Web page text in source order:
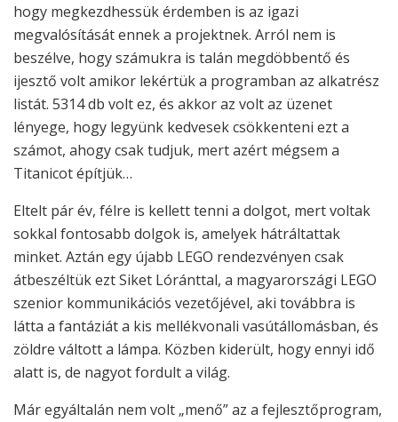
hogy megkezdhessük érdemben is az igazi
megvalósítását ennek a projektnek. Arról nem is
beszélve, hogy számukra is talán megdöbbentő és
ijesztő volt amikor lekértük a programban az alkatrész
listát. 5314 db volt ez, és akkor az volt az üzenet
lényege, hogy legyünk kedvesek csökkenteni ezt a
számot, ahogy csak tudjuk, mert azért mégsem a
Titanicot építjük…
Eltelt pár év, félre is kellett tenni a dolgot, mert voltak
sokkal fontosabb dolgok is, amelyek hátráltattak
minket. Aztán egy újabb LEGO rendezvényen csak
átbeszéltük ezt Siket Lóránttal, a magyarországi LEGO
szenior kommunikációs vezetőjével, aki továbbra is
látta a fantáziát a kis mellékvonali vasútállomásban, és
zöldre váltott a lámpa. Közben kiderült, hogy ennyi idő
alatt is, de nagyot fordult a világ.
Már egyáltalán nem volt „menő” az a fejlesztőprogram,